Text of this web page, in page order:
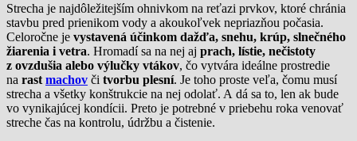
Strecha je najdôležitejším ohnivkom na reťazi prvkov, ktoré chránia
stavbu pred prienikom vody a akoukoľvek nepriazňou počasia.
Celoročne je vystavená účinkom dažďa, snehu, krúp, slnečného
žiarenia i vetra. Hromadí sa na nej aj prach, lístie, nečistoty
z ovzdušia alebo výlučky vtákov, čo vytvára ideálne prostredie
na rast machov či tvorbu plesní. Je toho proste veľa, čomu musí
strecha a všetky konštrukcie na nej odolať. A dá sa to, len ak bude
vo vynikajúcej kondícii. Preto je potrebné v priebehu roka venovať
streche čas na kontrolu, údržbu a čistenie.